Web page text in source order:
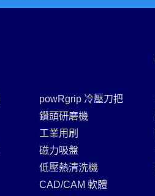
powRgrip 冷壓刀把
鑽頭研磨機
工業用刷
磁力吸盤
低壓熱清洗機
CAD/CAM 軟體